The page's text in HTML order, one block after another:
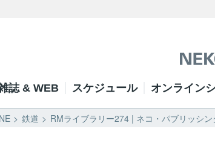
誌 & WEB スケジュール オンライン
鉄道 RMライブラリー274 | ネコ・パブリッシン